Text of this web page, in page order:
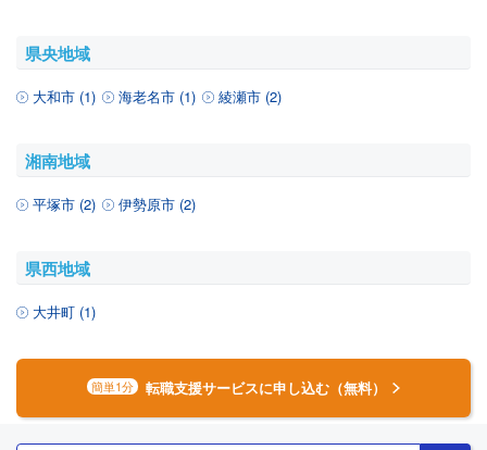
県央地域
大和市 (1) 海老名市 (1) 綾瀬市 (2)
湘南地域
平塚市 (2) 伊勢原市 (2)
県西地域
大井町 (1)
簡単1分 転職支援サービスに申し込む（無料）